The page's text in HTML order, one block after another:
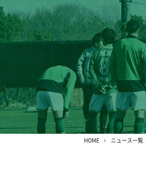
HOME ニュース一覧